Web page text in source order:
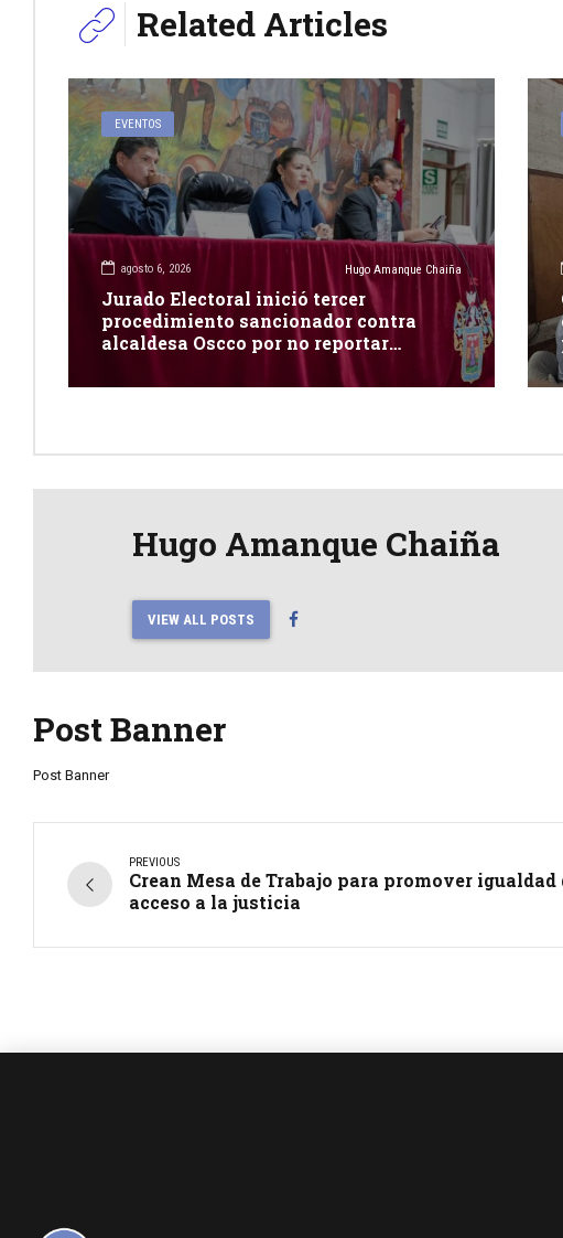
Related Articles
EVENTOS
agosto 6, 2026 Hugo Amanque Chaiña
Jurado Electoral inició tercer
procedimiento sancionador contra
alcaldesa Oscco por no reportar
Hugo Amanque Chaiña
VIEW ALL POSTS
Post Banner
Post Banner
PREVIOUS
Crean Mesa de Trabajo para promover igualdad
acceso a la justicia